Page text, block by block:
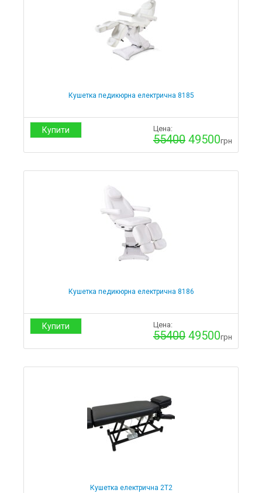
Кушетка педикюрна електрична 8185
Купити Цена:
55400 49500грн
Кушетка педикюрна електрична 8186
Купити Цена:
55400 49500грн
Кушетка електрична 2Т2